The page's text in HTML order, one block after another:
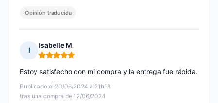
Opinión traducida
I
Isabelle M.
Nota: 5 de 5
Publicado el 20/06/2024 à 21h18
tras una compra de 12/06/2024
Estoy satisfecho con mi compra y la entrega fue rápida.